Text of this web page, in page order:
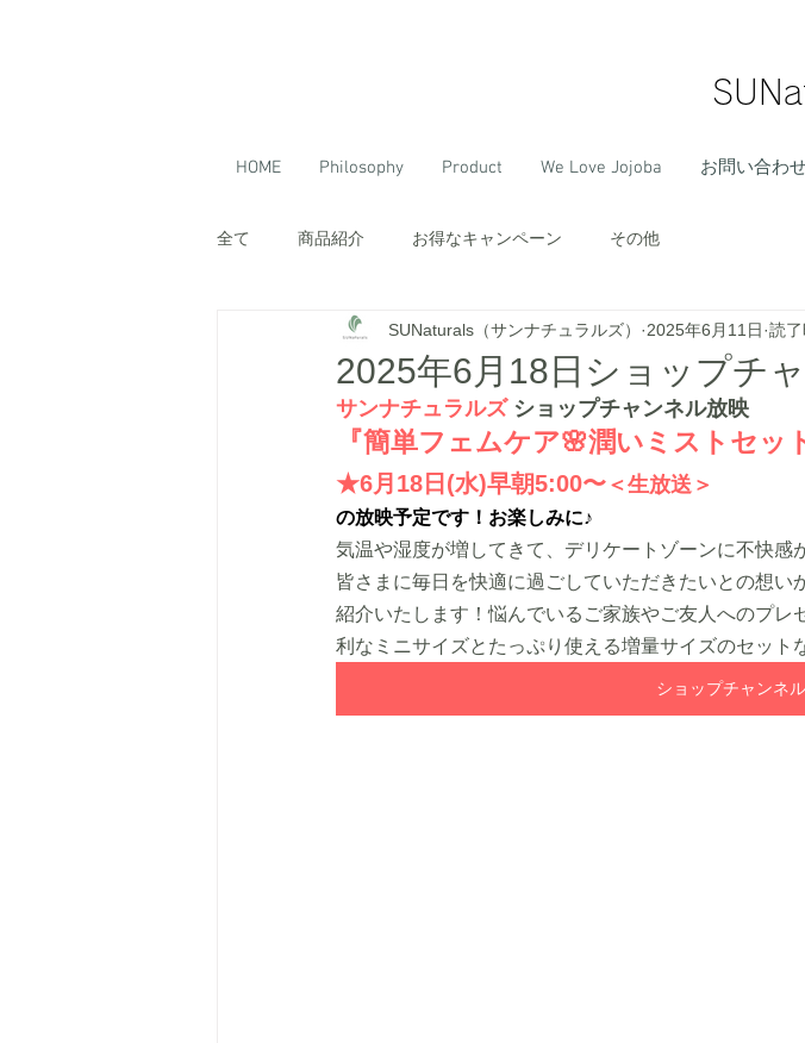
HOME Philosophy Product We Love Jojoba お問い合わ
全て 商品紹介 お得なキャンペーン その他
2025年6月18日ショップチ
SUNaturals（サンナチュラルズ） 2025年6月11日 読
サンナチュラルズ ショップチャンネル放映
『簡単フェムケア🌸潤いミストセッ
★6月18日(水)早朝5:00〜 ＜生放送＞
の放映予定です！お楽しみに♪
気温や湿度が増してきて、デリケートゾーンに不快
皆さまに毎日を快適に過ごしていただきたいとの想
紹介いたします！悩んでいるご家族やご友人へのプ
利なミニサイズとたっぷり使える増量サイズのセット
ショップチャンネ